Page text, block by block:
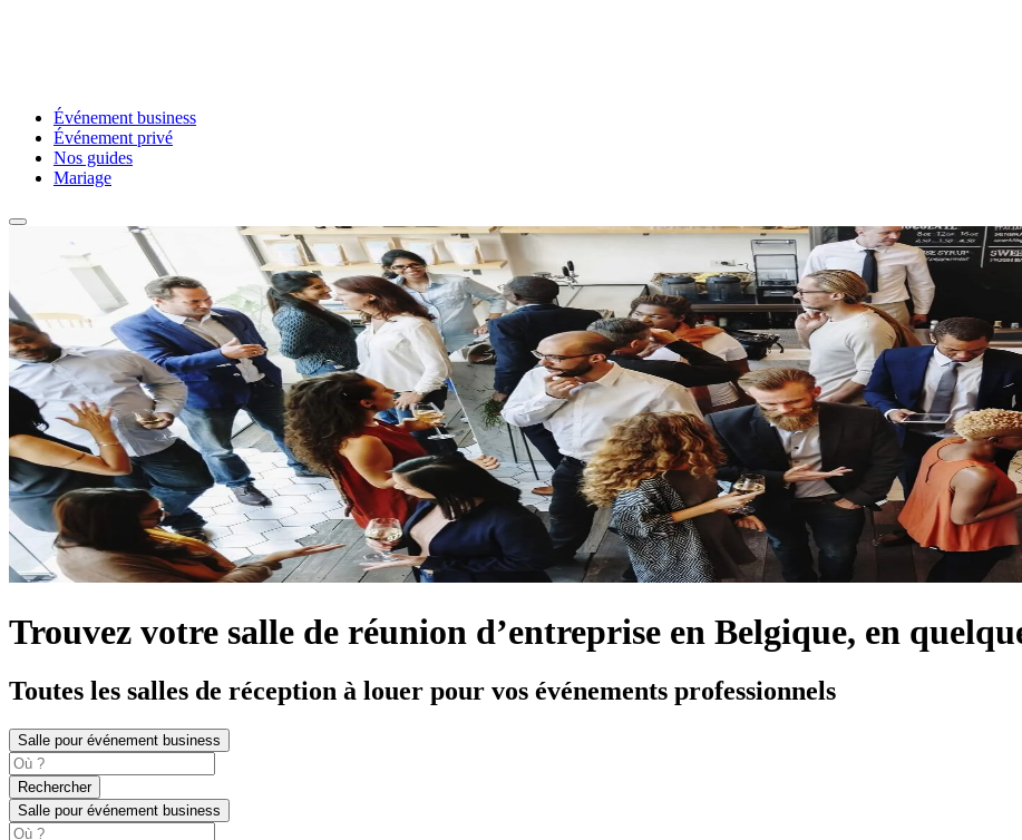
Événement business
Événement privé
Nos guides
Mariage
Trouvez votre salle de réunion d’entreprise en Belgique, en
Toutes les salles de réception à louer pour vos événements professionnels
Salle pour événement business
Rechercher
Salle pour événement business